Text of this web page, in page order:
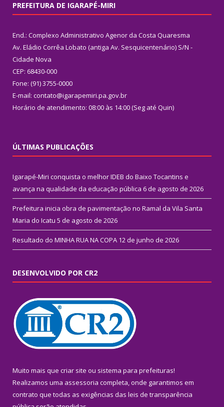
PREFEITURA DE IGARAPÉ-MIRI
End.: Complexo Administrativo Agenor da Costa Quaresma
Av. Eládio Corrêa Lobato (antiga Av. Sesquicentenário) S/N -
Cidade Nova
CEP: 68430-000
Fone: (91) 3755-0000
E-mail: contato@igarapemiri.pa.gov.br
Horário de atendimento: 08:00 às 14:00 (Seg até Quin)
ÚLTIMAS PUBLICAÇÕES
Igarapé-Miri conquista o melhor IDEB do Baixo Tocantins e
avança na qualidade da educação pública 6 de agosto de 2026
Prefeitura inicia obra de pavimentação no Ramal da Vila Santa
Maria do Icatu 5 de agosto de 2026
Resultado do MINHA RUA NA COPA 12 de junho de 2026
DESENVOLVIDO POR CR2
Muito mais que criar site ou sistema para prefeituras!
Realizamos uma assessoria completa, onde garantimos em
contrato que todas as exigências das leis de transparência